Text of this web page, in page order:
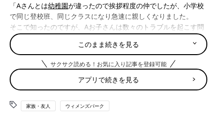
「Aさんとは幼稚園が違ったので挨拶程度の仲でしたが、小学校
で同じ登校班、同じクラスになり急速に親しくなりました。
そこで知ったのですが、Aお子さんは数々のトラブルを起こす問
題児だったのです。
けれどもAママは『相手が悪い』『周りが悪い』と言います。さ
さいなことが原因で相手にケガを負わせても『うちの子だって嫌
な思いをしたのだからお互い様』と、言い切ります。
我が子ともトラブルが絶えませんが、Aさんは『子ども同士仲良
し』と、信じて疑いません。
もうだめだと思い、距離をとりましたが、Aママからは『理由な
く避けられている』と、言われているようです。
このまま続きを見る
サクサク読める！お気に入り記事を登録可能
アプリで続きを見る
家族・友人 ウィメンズパーク